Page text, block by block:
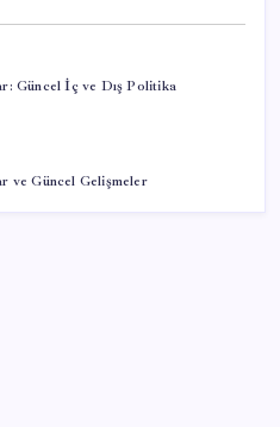
Güncel İç ve Dış Politika
ve Güncel Gelişmeler